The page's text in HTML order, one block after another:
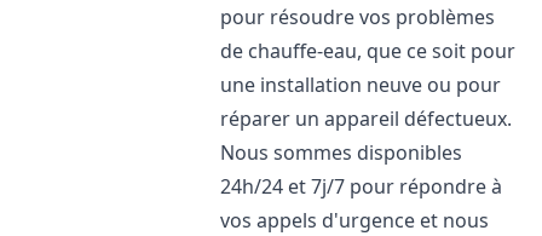
pour résoudre vos problèmes
de chauffe-eau, que ce soit pour
une installation neuve ou pour
réparer un appareil défectueux.
Nous sommes disponibles
24h/24 et 7j/7 pour répondre à
vos appels d'urgence et nous